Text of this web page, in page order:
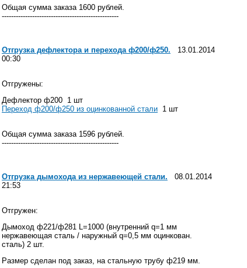
Общая сумма заказа 1600 рублей.
--------------------------------------------------
Отгрузка дефлектора и перехода ф200/ф250. 13.01.2014
00:30
Отгружены:
Дефлектор ф200 1 шт
Переход ф200/ф250 из оцинкованной стали 1 шт
Общая сумма заказа 1596 рублей.
--------------------------------------------------
Отгрузка дымохода из нержавеющей стали. 08.01.2014
21:53
Отгружен:
Дымоход ф221/ф281 L=1000 (внутренний q=1 мм
нержавеющая сталь / наружный q=0,5 мм оцинкован.
сталь) 2 шт.
Размер сделан под заказ, на стальную трубу ф219 мм.